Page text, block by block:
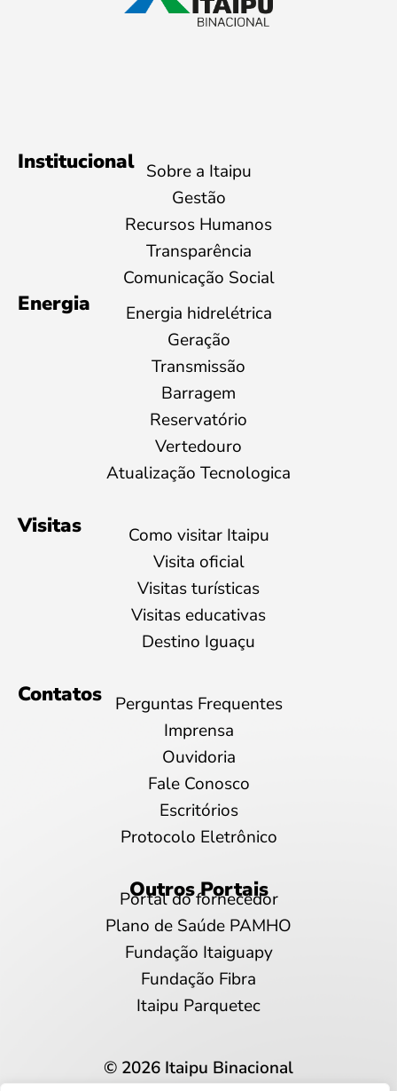
Institucional Sobre a Itaipu
Gestão
Recursos Humanos
Transparência
Comunicação Social
Energia
Energia hidrelétrica
Geração
Transmissão
Barragem
Reservatório
Vertedouro
Atualização Tecnologica
Visitas
Como visitar Itaipu
Visita oficial
Visitas turísticas
Visitas educativas
Destino Iguaçu
Contatos
Perguntas Frequentes
Imprensa
Ouvidoria
Fale Conosco
Escritórios
Protocolo Eletrônico
Outros Portais
Portal do fornecedor
Plano de Saúde PAMHO
Fundação Itaiguapy
Fundação Fibra
Itaipu Parquetec
© 2026 Itaipu Binacional